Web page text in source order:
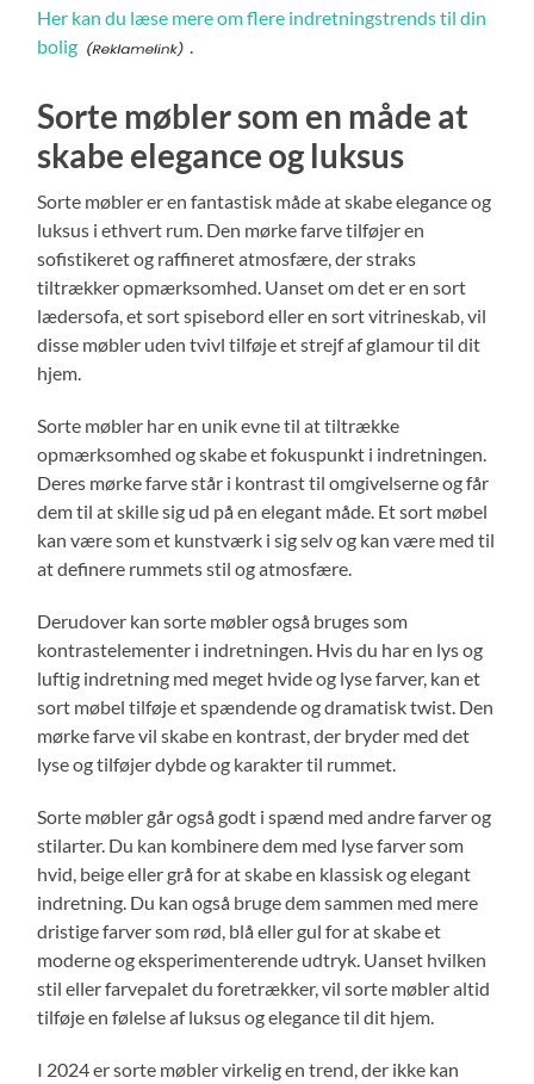
Her kan du læse mere om flere indretningstrends til din
bolig
Sorte møbler som en måde at
skabe elegance og luksus
Sorte møbler er en fantastisk måde at skabe elegance og
luksus i ethvert rum. Den mørke farve tilføjer en
sofistikeret og raffineret atmosfære, der straks
tiltrækker opmærksomhed. Uanset om det er en sort
lædersofa, et sort spisebord eller en sort vitrineskab, vil
disse møbler uden tvivl tilføje et strejf af glamour til dit
hjem.
Sorte møbler har en unik evne til at tiltrække
opmærksomhed og skabe et fokuspunkt i indretningen.
Deres mørke farve står i kontrast til omgivelserne og får
dem til at skille sig ud på en elegant måde. Et sort møbel
kan være som et kunstværk i sig selv og kan være med til
at definere rummets stil og atmosfære.
Derudover kan sorte møbler også bruges som
kontrastelementer i indretningen. Hvis du har en lys og
luftig indretning med meget hvide og lyse farver, kan et
sort møbel tilføje et spændende og dramatisk twist. Den
mørke farve vil skabe en kontrast, der bryder med det
lyse og tilføjer dybde og karakter til rummet.
Sorte møbler går også godt i spænd med andre farver og
stilarter. Du kan kombinere dem med lyse farver som
hvid, beige eller grå for at skabe en klassisk og elegant
indretning. Du kan også bruge dem sammen med mere
dristige farver som rød, blå eller gul for at skabe et
moderne og eksperimenterende udtryk. Uanset hvilken
stil eller farvepalet du foretrækker, vil sorte møbler altid
tilføje en følelse af luksus og elegance til dit hjem.
I 2024 er sorte møbler virkelig en trend, der ikke kan